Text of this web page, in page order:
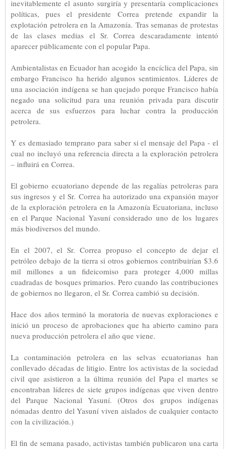
inevitablemente el asunto surgiría y presentaría complicaciones
políticas, pues el presidente Correa pretende expandir la
explotación petrolera en la Amazonía. Tras semanas de protestas
de las clases medias el Sr. Correa descaradamente intentó
aparecer públicamente con el popular Papa.
Ambientalistas en Ecuador han acogido la encíclica del Papa, sin
embargo Francisco ha herido algunos sentimientos. Líderes de
una asociación indígena se han quejado porque Francisco había
negado una solicitud para una reunión privada para discutir
acerca de sus esfuerzos para luchar contra la producción
petrolera.
Y es demasiado temprano para saber si el mensaje del Papa - el
cual no incluyó una referencia directa a la exploración petrolera
– influirá en Correa.
El gobierno ecuatoriano depende de las regalías petroleras para
sus ingresos y el Sr. Correa ha autorizado una expansión mayor
de la exploración petrolera en la Amazonía Ecuatoriana, incluso
en el Parque Nacional Yasuní considerado uno de los lugares
más biodiversos del mundo.
En el 2007, el Sr. Correa propuso el concepto de dejar el
petróleo debajo de la tierra si otros gobiernos contribuirían $3.6
mil millones a un fideicomiso para proteger 4,000 millas
cuadradas de bosques primarios. Pero cuando las contribuciones
de gobiernos no llegaron, el Sr. Correa cambió su decisión.
Hace dos años terminó la moratoria de nuevas exploraciones e
inició un proceso de aprobaciones que ha abierto camino para
nueva producción petrolera el año que viene.
La contaminación petrolera en las selvas ecuatorianas han
conllevado décadas de litigio. Entre los activistas de la sociedad
civil que asistieron a la última reunión del Papa el martes se
encontraban líderes de siete grupos indígenas que viven dentro
del Parque Nacional Yasuní. (Otros dos grupos indígenas
nómadas dentro del Yasuní viven aislados de cualquier contacto
con la civilización.)
El fin de semana pasado, activistas también publicaron una carta